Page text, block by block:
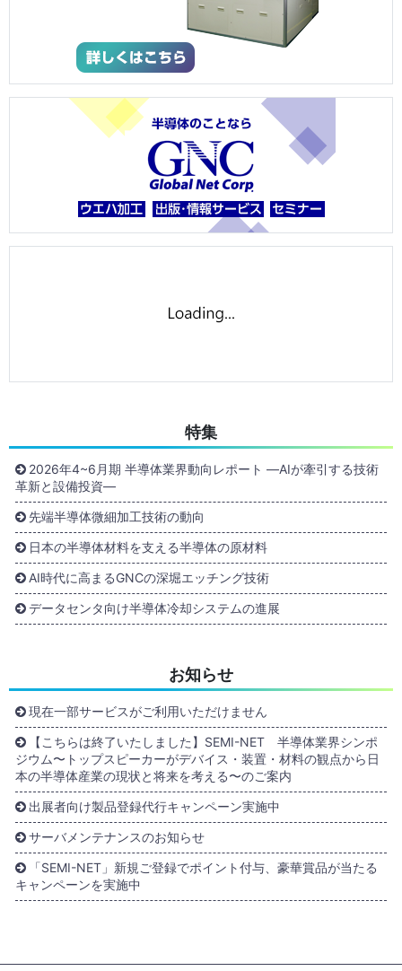
特集
2026年4~6月期 半導体業界動向レポート ―AIが牽引する技術
革新と設備投資―
先端半導体微細加工技術の動向
日本の半導体材料を支える半導体の原材料
AI時代に高まるGNCの深堀エッチング技術
データセンタ向け半導体冷却システムの進展
お知らせ
現在一部サービスがご利用いただけません
【こちらは終了いたしました】SEMI-NET 半導体業界シンポ
ジウム〜トップスピーカーがデバイス・装置・材料の観点から日
本の半導体産業の現状と将来を考える〜のご案内
出展者向け製品登録代行キャンペーン実施中
サーバメンテナンスのお知らせ
「SEMI-NET」新規ご登録でポイント付与、豪華賞品が当たる
キャンペーンを実施中